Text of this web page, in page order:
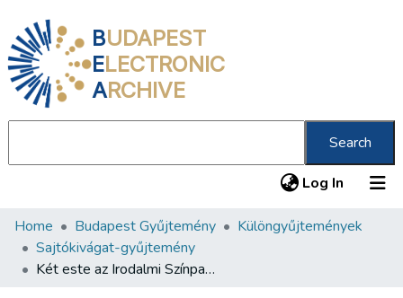
BUDAPEST
ELECTRONIC
ARCHIVE
Search
Log In (current)
Communities & Collections
All of DSpace
Home Budapest Gyűjtemény
Különgyűjtemények
Sajtókivágat-gyűjtemény
Két este az Irodalmi Színpadon